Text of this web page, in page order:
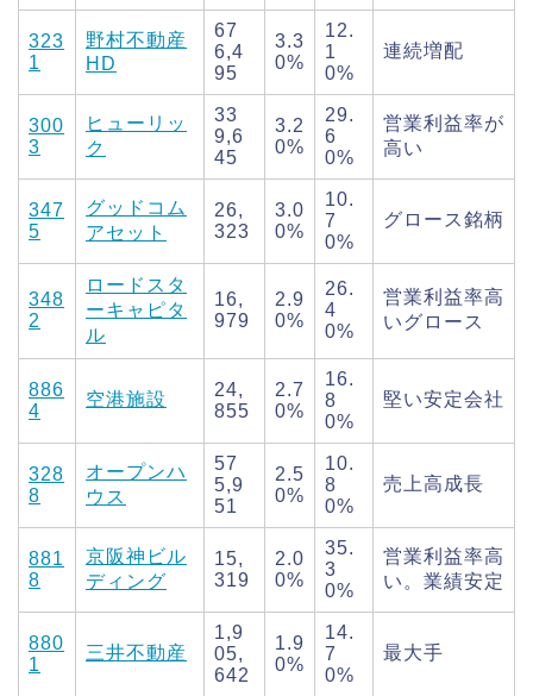
323
1
野村不動産
HD
67
6,4
95
3.3
0%
12.
1
0%
連続増配
300
3
ヒューリッ
ク
33
9,6
45
3.2
0%
29.
6
0%
営業利益率が
高い
347
5
グッドコム
アセット
26,
323
3.0
0%
10.
7
0%
グロース銘柄
348
2
ロードスタ
ーキャピタ
ル
16,
979
2.9
0%
26.
4
0%
営業利益率高
いグロース
886
4
空港施設
24,
855
2.7
0%
16.
8
0%
堅い安定会社
328
8
オープンハ
ウス
57
5,9
51
2.5
0%
10.
8
0%
売上高成長
881
8
京阪神ビル
ディング
15,
319
2.0
0%
35.
3
0%
営業利益率高
い。業績安定
880
1
三井不動産
1,9
05,
642
1.9
0%
14.
7
0%
最大手